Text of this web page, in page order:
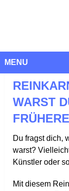
MENU
WARST
Du fragst dich,
warst?
Künstler oder
Mit diesem